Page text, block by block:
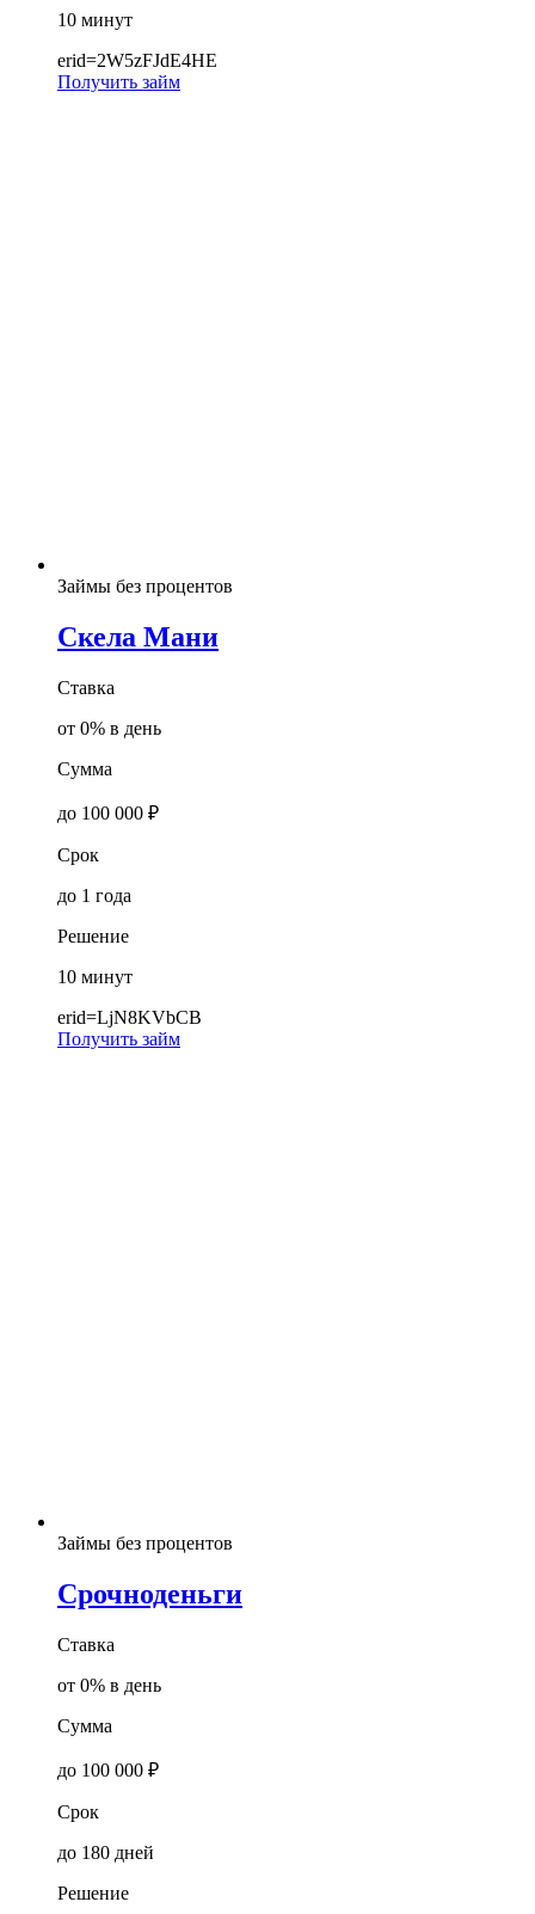
10 минут
erid=2W5zFJdE4HE
Получить займ
Займы без процентов
Скела Мани
Ставка
от 0% в день
Сумма
до 100 000 ₽
Срок
до 1 года
Решение
10 минут
erid=LjN8KVbCB
Получить займ
Займы без процентов
Срочноденьги
Ставка
от 0% в день
Сумма
до 100 000 ₽
Срок
до 180 дней
Решение